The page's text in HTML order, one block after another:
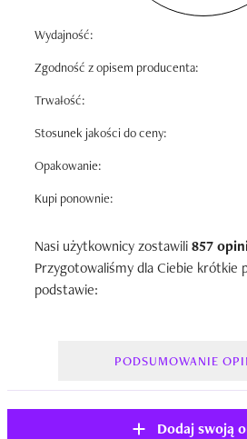
Wydajność:
Zgodność z opisem producenta:
Trwałość:
Stosunek jakości do ceny:
Opakowanie:
Kupi ponownie:
Nasi użytkownicy zostawili857
Przygotowaliśmy dla Ciebie krótkie
podstawie:
PODSUMOWANIE
Dodaj swoją